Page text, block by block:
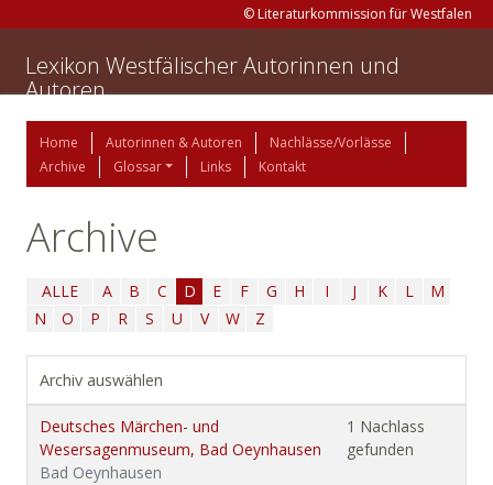
© Literaturkommission für Westfalen
Lexikon Westfälischer Autorinnen und
Autoren
Home Autorinnen & Autoren
Nachlässe/Vorlässe
Archive
Glossar Links Kontakt
Archive
ALLE A B C D E F G H I J K L
M
N
O P R S U V W Z
Archiv auswählen
Deutsches Märchen- und
Wesersagenmuseum, Bad Oeynhausen
Bad Oeynhausen
1 Nachlass
gefunden